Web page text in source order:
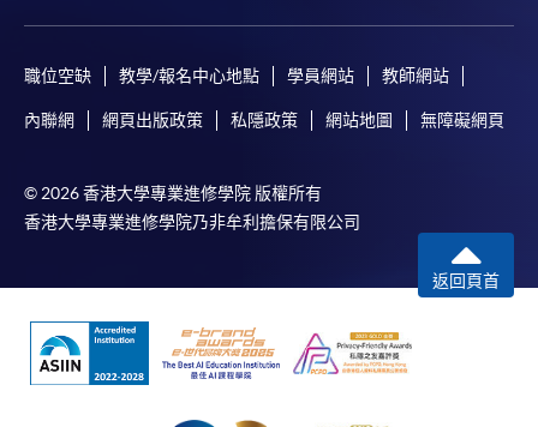
職位空缺 教學/報名中心地點 學員網站 教師網站
內聯網 網頁出版政策 私隱政策 網站地圖 無障礙網頁
© 2026 香港大學專業進修學院 版權所有
香港大學專業進修學院乃非牟利擔保有限公司
返回頁首